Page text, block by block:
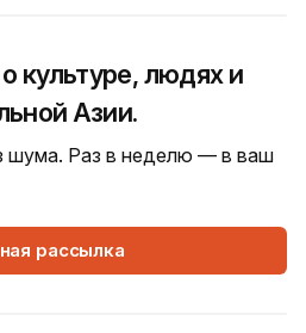
культуре, людях и
Азии.
шума. Раз в неделю — в ваш
рассылка